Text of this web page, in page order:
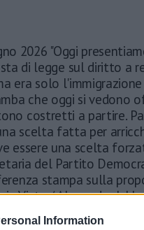
Information
2026 "Oggi
di legge sul diritto a
era solo
che oggi si vedono
costretti a partire.
scelta fatta per
essere una scelta
del Partito
stampa sulla
Vista / Alexander